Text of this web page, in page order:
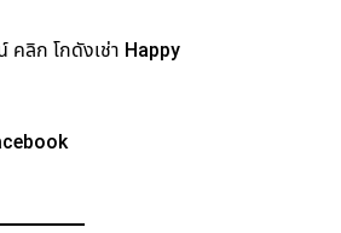
คลิก โกดังเช่า Happy